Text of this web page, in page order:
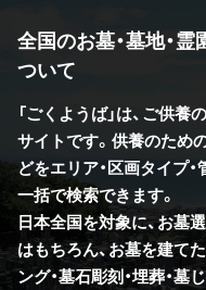
全国のお墓・墓地・
ついて
「ごくようば」は、ご供
サイトです。供養のため
どをエリア・区画タイプ
一括で検索できます。
日本全国を対象に、お墓
はもちろん、お墓を建て
ング・墓石彫刻・埋葬・墓